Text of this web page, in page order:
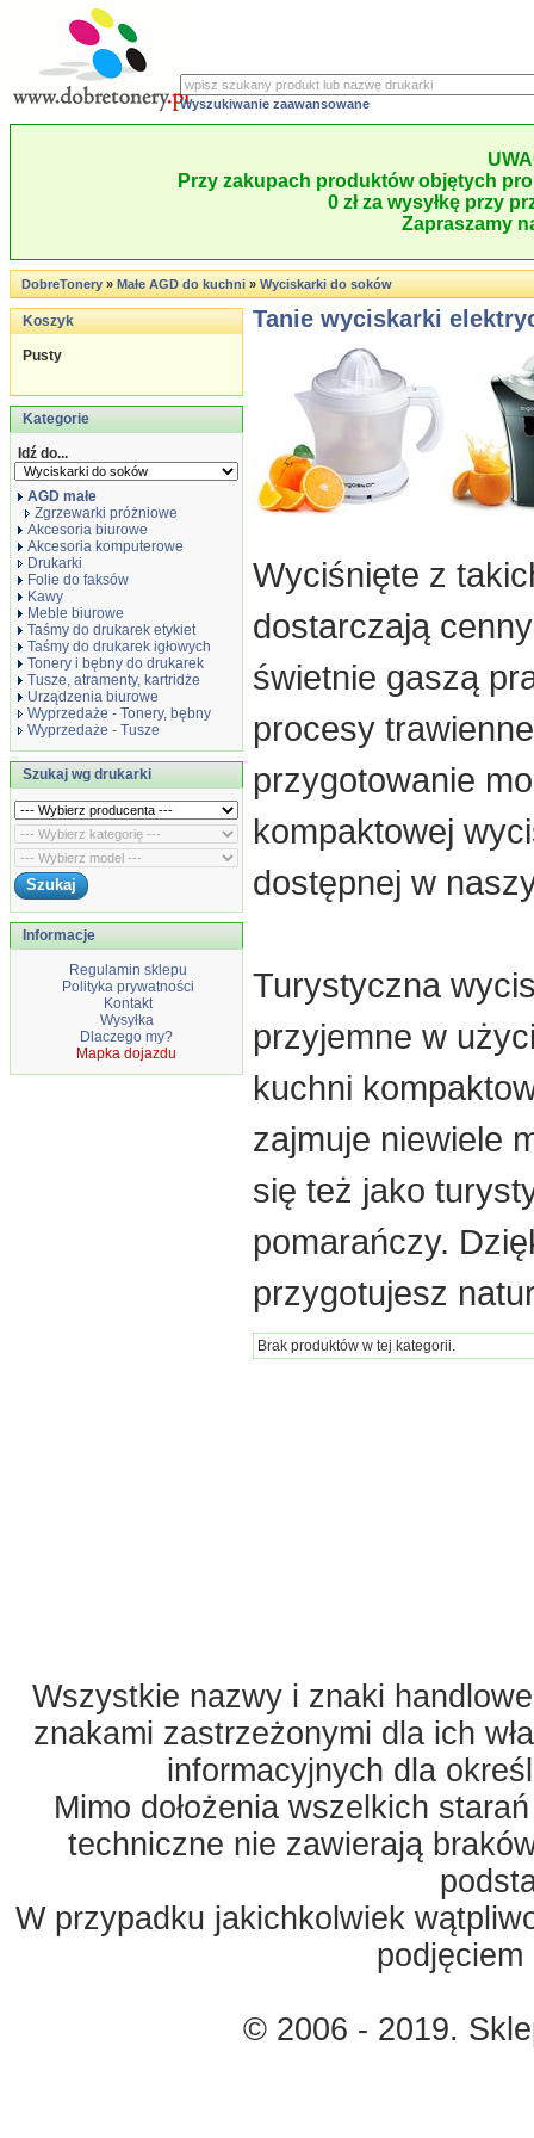
Wyszukiwanie zaawansowane
Przy zakupach produktów objętych
0 zł za wysyłkę przy
Zapraszamy
DobreTonery»Małe AGD do kuchni»Wyciskarki do soków
Koszyk
Pusty
Kategorie
Idź do...
AGD małe
Zgrzewarki próżniowe
Akcesoria biurowe
Akcesoria komputerowe
Drukarki
Folie do faksów
Kawy
Meble biurowe
Taśmy do drukarek etykiet
Taśmy do drukarek igłowych
Tonery i bębny do drukarek
Tusze, atramenty, kartridże
Urządzenia biurowe
Wyprzedaże - Tonery, bębny
Wyprzedaże - Tusze
Szukaj wg drukarki
Informacje
Regulamin sklepu
Polityka prywatności
Kontakt
Wysyłka
Dlaczego my?
Mapka dojazdu
Tanie wyciskarki
Wyciśnięte z
dostarczają
świetnie gaszą
procesy
przygotowanie
kompaktowej
dostępnej w
Turystyczna
przyjemne w
kuchni
zajmuje niewiele
się też jako
pomarańczy.
przygotujesz
Brak produktów w tej kategorii.
Wszystkie nazwy i znaki
znakami zastrzeżonymi dla ich
informacyjnych dla
Mimo dołożenia wszelkich
techniczne nie zawierają
W przypadku jakichkolwiek
© 2006 - 2019.